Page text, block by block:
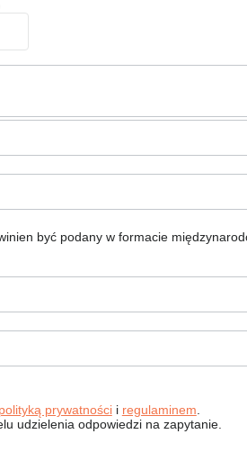
być podany w formacie
polityką prywatnościi regulaminem.
udzielenia odpowiedzi na zapytanie.